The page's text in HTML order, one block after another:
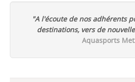
"A l'écoute de nos adhérents
destinations, vers de
Aquasports